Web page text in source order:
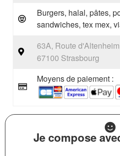
Burgers, halal, pâtes,
sandwiches, tex mex,
63A, Route
67100 Strasbourg
Moyens de paiement :
Je compose